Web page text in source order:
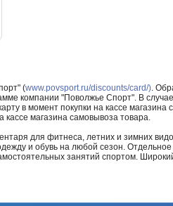
(www.povsport.ru/discounts/card/).
компании "Поволжье Спорт". В
в момент покупки на кассе
кассе магазина самовывоза товара.
для фитнеса, летних и зимних
и обувь на любой сезон.
занятий спортом.